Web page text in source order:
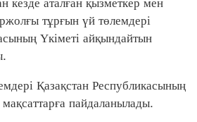
тұрғын үй төлемдері
Үкіметі айқындайтын
Қазақстан Республикасының
пайдаланылады.